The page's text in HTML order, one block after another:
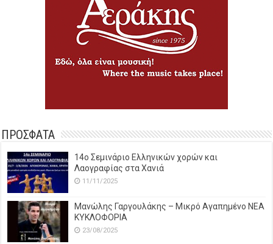
ΠΡΟΣΦΑΤΑ
14o Σεμινάριο Ελληνικών χορών και
Λαογραφίας στα Χανιά
11/11/2025
Μανώλης Γαργουλάκης – Μικρό Αγαπημένο NEΑ
ΚΥΚΛΟΦΟΡΙΑ
23/08/2025